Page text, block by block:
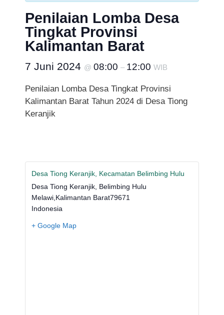
Penilaian Lomba Desa
Tingkat Provinsi
Kalimantan Barat
7 Juni 2024 @ 08:00 – 12:00 WIB
Penilaian Lomba Desa Tingkat Provinsi
Kalimantan Barat Tahun 2024 di Desa Tiong
Keranjik
Desa Tiong Keranjik, Kecamatan Belimbing Hulu
Desa Tiong Keranjik, Belimbing Hulu
Melawi,Kalimantan Barat79671
Indonesia
+ Google Map